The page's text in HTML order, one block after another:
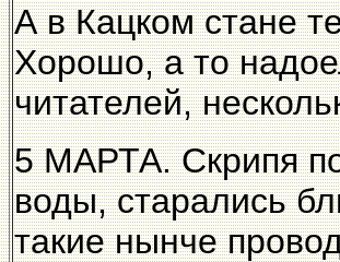
А в Кацком стане
Хорошо, а то
читателей,
5 МАРТА. Скрипя
воды, старались
такие нынче